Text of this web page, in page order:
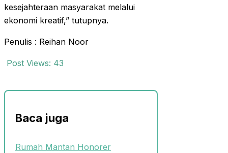
kesejahteraan masyarakat melalui
ekonomi kreatif,” tutupnya.
Penulis : Reihan Noor
Post Views: 43
Baca juga
Rumah Mantan Honorer